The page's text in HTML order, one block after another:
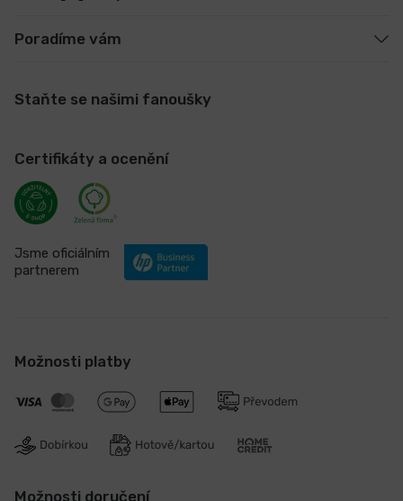
Poradíme vám
Staňte se našimi fanoušky
Certifikáty a ocenění
Jsme oficiálním
partnerem
Možnosti platby
Možnosti doručení